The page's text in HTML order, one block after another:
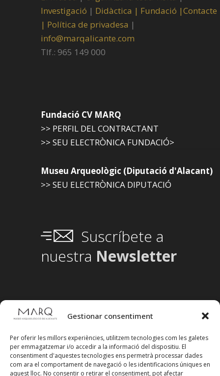
Gestionar consentiment
Per oferir les millors experiències, utilitzem tecnologies com les galetes
per emmagatzemar i/o accedir a la informació del dispositiu. El
consentiment d'aquestes tecnologies ens permetrà processar dades
com ara el comportament de navegació o les identificacions úniques en
aquest lloc. No consentir o retirar el consentiment, pot afectar
Investigació | Didàctica | Fundació |Contacte
| Política de privadesa |
info@marqalicante.com
Tlf.: 965 149 000
Fundació CV MARQ
>> PERFIL DEL CONTRACTANT
>> SEU ELECTRÒNICA FUNDACIÓ>
Museu Arqueològic (Diputació d'Alacant)
>> SEU ELECTRÒNICA DIPUTACIÓ
Suscríbete a
nuestra Newsletter